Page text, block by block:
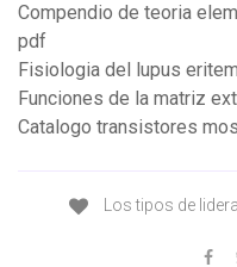
Compendio de teoria
pdf
Fisiologia del lupus
Funciones de la matriz
Catalogo transistores
Los tipos de